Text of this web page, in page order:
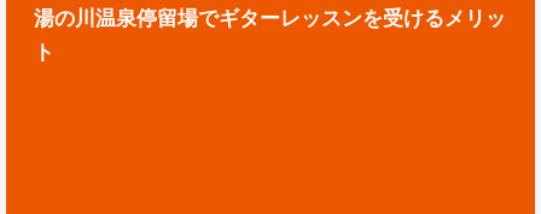
湯の川温泉停留場でギターレッスンを受けるメリッ
ト